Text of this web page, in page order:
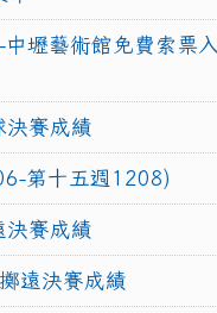
壢藝術館免費索票入
決賽成績
第十五週1208)
決賽成績
遠決賽成績